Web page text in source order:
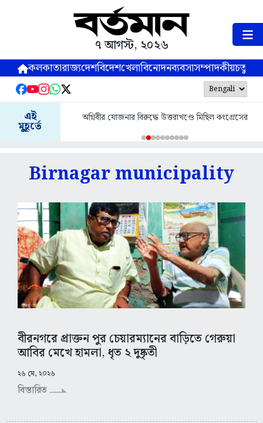
৭ আগস্ট, ২০২৬
কলকাতারাজ্যদেশবিদেশখেলাবিনোদনব্যবসাসম্পাদকীয়
এই
মুহূর্তে
অগ্নিবীর যোজনার বিরুদ্ধে উত্তরাখণ্ডে মিছিল কংগ্রেসের
Birnagar municipality
বীরনগরে প্রাক্তন পুর চেয়ারম্যানের বাড়িতে গেরুয়া
আবির মেখে হামলা, ধৃত ২ দুষ্কৃতী
২৬ মে, ২০২৬
বিস্তারিত